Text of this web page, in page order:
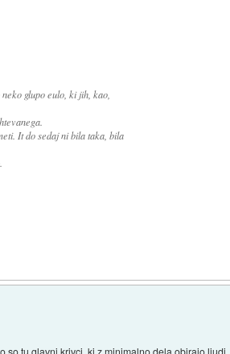
glupo eulo, ki jih, kao,
It do sedaj ni bila taka, bila